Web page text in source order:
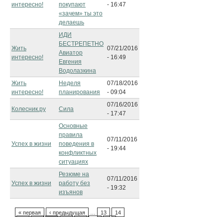
интересно!
покупают
«зачем» ты это
делаешь
- 16:47
Жить
интересно!
ИДИ
БЕСТРЕПЕТНО
Авиатор
Евгения
Водолазкина
07/21/2016
- 16:49
Жить
интересно!
Неделя
планирования
07/18/2016
- 09:04
Колесник.ру Сила
07/16/2016
- 17:47
Успех в жизни
Основные
правила
поведения в
конфликтных
ситуациях
07/11/2016
- 19:44
Успех в жизни
Резюме на
работу без
изъянов
07/11/2016
- 19:32
« первая ‹ предыдущая 13 14